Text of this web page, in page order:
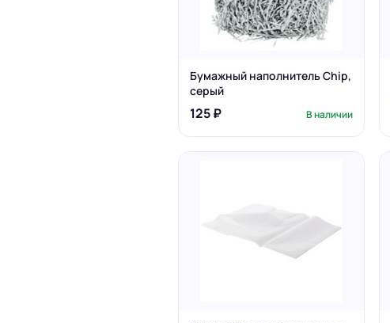
Бумажный наполнитель Chip,
серый
125 ₽ В наличии